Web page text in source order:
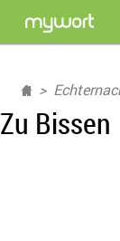
Zu Bissen